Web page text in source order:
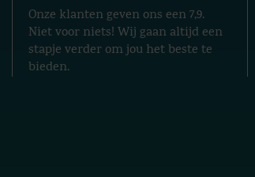
Onze klanten geven ons een 7,9.
Niet voor niets! Wij gaan altijd een
stapje verder om jou het beste te
bieden.